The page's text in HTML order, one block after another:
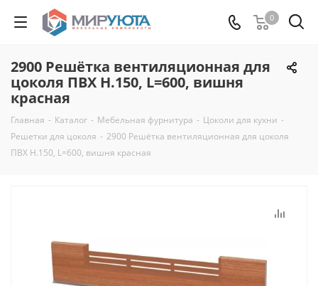
0
2900 Решётка вентиляционная для
цоколя ПВХ H.150, L=600, вишня
красная
Главная - Каталог - Мебельная фурнитура - Цоколи для кухни -
Решетки для цоколя - 2900 Решётка вентиляционная для цоколя
ПВХ H.150, L=600, вишня красная